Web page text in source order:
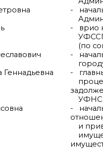
-
- врио
УФССП
(по
-
Геннадьевна
-
УФНС
-
и